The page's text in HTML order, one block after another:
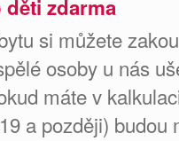
zdarma
si můžete
osoby u nás
máte v
a později)